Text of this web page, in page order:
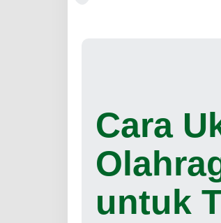
Cara
untuk